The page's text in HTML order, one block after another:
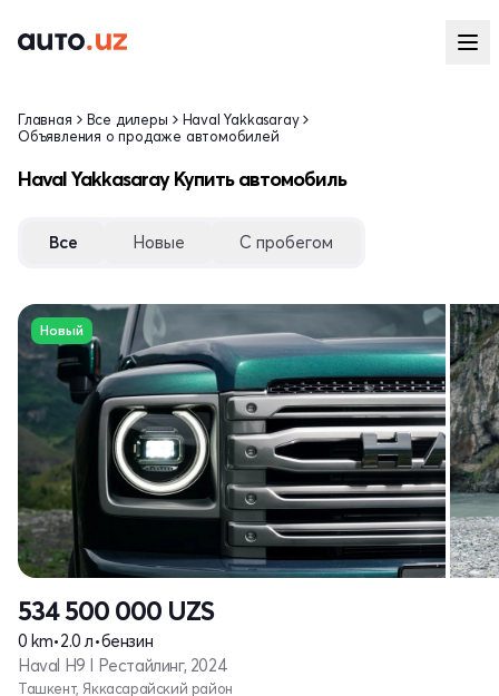
Главная Все дилеры
Haval Yakkasaray
Объявления о продаже автомобилей
Haval Yakkasaray Купить автомобиль
Все Новые С пробегом
Новый
534 500 000 UZS
0 km•2.0 л•бензин
Haval H9 I Рестайлинг, 2024
Ташкент, Яккасарайский район